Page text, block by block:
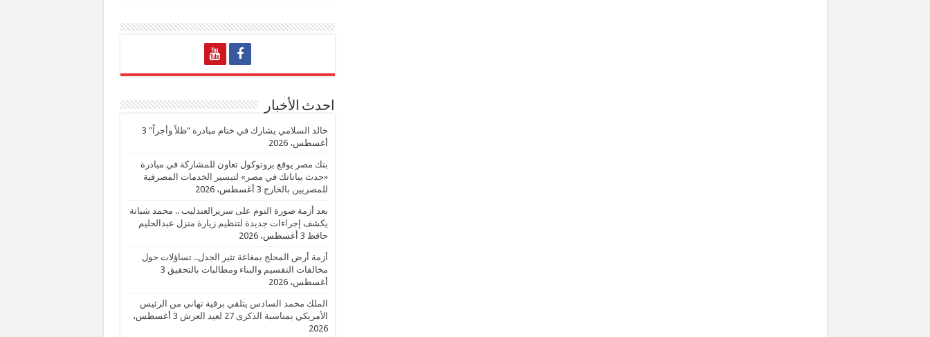
احدث الأخبار
خالد السلامي يشارك في ختام مبادرة “ظلاً وأجراً” 3
أغسطس، 2026
بنك مصر يوقع بروتوكول تعاون للمشاركة في مبادرة
«حدث بياناتك في مصر» لتيسير الخدمات المصرفية
للمصريين بالخارج 3 أغسطس، 2026
بعد أزمة صورة النوم على سريرالعندليب .. محمد شبانة
يكشف إجراءات جديدة لتنظيم زيارة منزل عبدالحليم
حافظ 3 أغسطس، 2026
أزمة أرض المحلج بمغاغة تثير الجدل.. تساؤلات حول
مخالفات التقسيم والبناء ومطالبات بالتحقيق 3
أغسطس، 2026
الملك محمد السادس يتلقي برقية تهاني من الرئيس
الأمريكي بمناسبة الذكرى 27 لعيد العرش
3 أغسطس،
2026